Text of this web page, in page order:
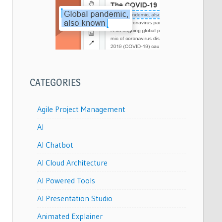
CATEGORIES
Agile Project Management
AI
AI Chatbot
AI Cloud Architecture
AI Powered Tools
AI Presentation Studio
Animated Explainer